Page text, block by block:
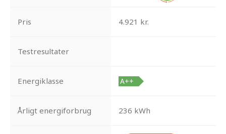
Pris 4.921 kr.
Testresultater
Energiklasse
Årligt energiforbrug 236 kWh